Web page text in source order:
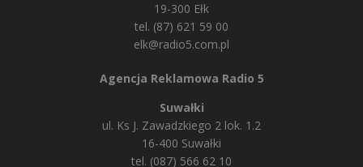
19-300 Ełk
tel. (87) 621 59 00
elk@radio5.com.pl
Agencja Reklamowa Radio 5
Suwałki
ul. Ks J. Zawadzkiego 2 lok. 1.2
16-400 Suwałki
tel. (087) 566 62 10